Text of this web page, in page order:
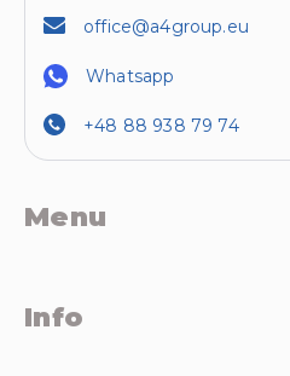
office@a4group.eu
Whatsapp
+48 88 938 79 74
Menu
Info